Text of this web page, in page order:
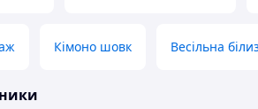
Кімоно шовк Весільна